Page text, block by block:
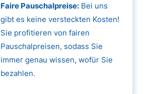
Faire Pauschalpreise:Bei uns
gibt es keine versteckten Kosten!
Sie profitieren von fairen
Pauschalpreisen, sodass Sie
immer genau wissen, wofür Sie
bezahlen.